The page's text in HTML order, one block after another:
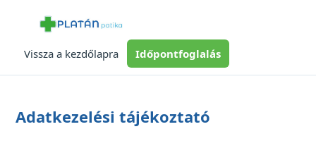
Vissza a kezdőlapra Időpontfoglalás
Adatkezelési tájékoztató